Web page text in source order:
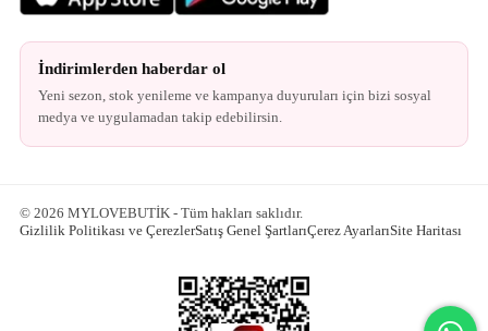
İndirimlerden haberdar ol
Yeni sezon, stok yenileme ve kampanya duyuruları için bizi sosyal
medya ve uygulamadan takip edebilirsin.
© 2026 MYLOVEBUTİK - Tüm hakları saklıdır.
Gizlilik Politikası ve ÇerezlerSatış Genel ŞartlarıÇerez AyarlarıSite Haritası